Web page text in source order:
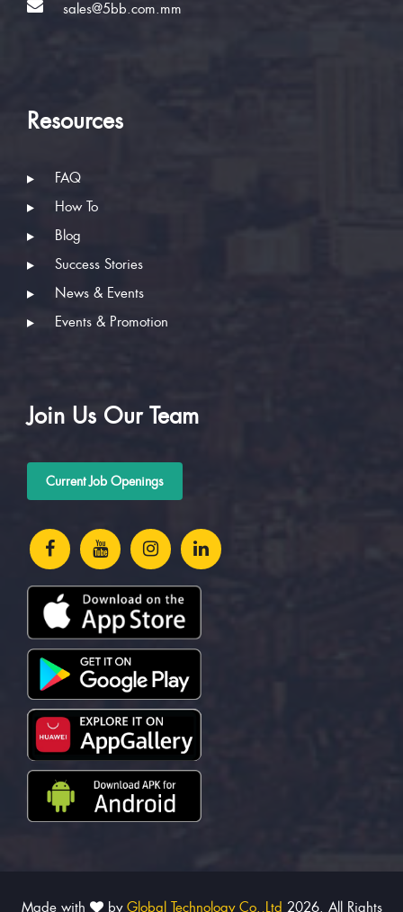
sales@5bb.com.mm
Resources
FAQ
How To
Blog
Success Stories
News & Events
Events & Promotion
Join Us Our Team
Current Job Openings
Made with by Global Technology Co.,Ltd 2026. All Rights